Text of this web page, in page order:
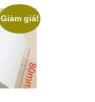
Giảm giá!